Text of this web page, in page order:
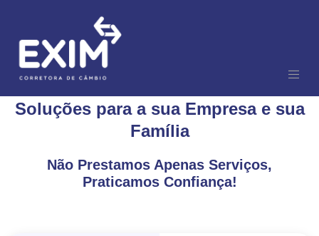
Soluções para a sua Empresa e sua
Família
Não Prestamos Apenas Serviços,
Praticamos Confiança!